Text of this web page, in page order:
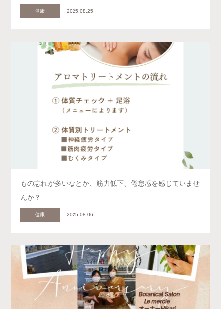
健康 2025.08.25
もの忘れが多いなとか、筋力低下、倦怠感を感じていませ
んか？
健康 2025.08.06